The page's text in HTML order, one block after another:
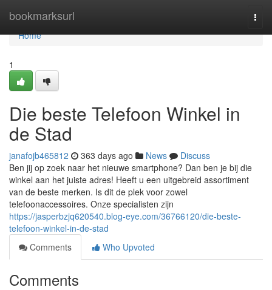
bookmarksurl
Home
Home
1
Die beste Telefoon Winkel in
de Stad
janafojb465812 363 days ago News
Discuss
Ben jij op zoek naar het nieuwe smartphone? Dan ben je bij die
winkel aan het juiste adres! Heeft u een uitgebreid assortiment
van de beste merken. Is dit de plek voor zowel
telefoonaccessoires. Onze specialisten zijn
https://jasperbzjq620540.blog-eye.com/36766120/die-beste-
telefoon-winkel-in-de-stad
Comments
Who Upvoted
Comments